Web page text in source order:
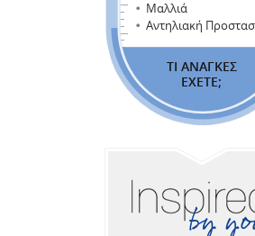
Μαλλιά
Αντηλιακή
ΤΙ ΑΝΑΓΚΕΣ
ΕΧΕΤΕ;